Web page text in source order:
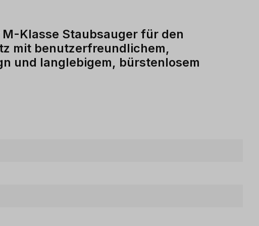
Klasse Staubsauger für den
mit benutzerfreundlichem,
und langlebigem, bürstenlosem